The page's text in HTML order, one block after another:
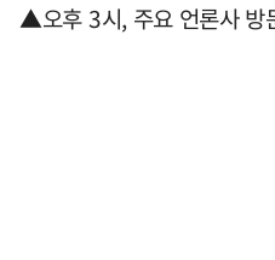
▲오후 3시, 주요 언론사 방